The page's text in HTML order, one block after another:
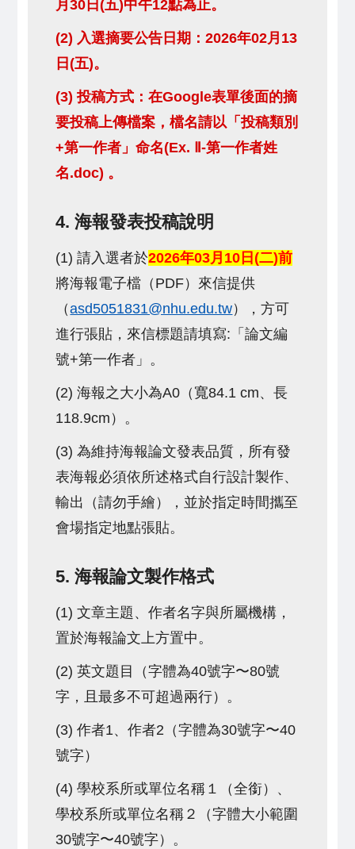
月30日(五)中午12點為止。
(2) 入選摘要公告日期：2026年02月13
日(五)。
(3) 投稿方式：在Google表單後面的摘
要投稿上傳檔案，檔名請以「投稿類別
+第一作者」命名(Ex. Ⅱ-第一作者姓
名.doc) 。
4. 海報發表投稿說明
(1) 請入選者於2026年03月10日(二)前
將海報電子檔（PDF）來信提供
（asd5051831@nhu.edu.tw），方可
進行張貼，來信標題請填寫:「論文編
號+第一作者」。
(2) 海報之大小為A0（寬84.1 cm、長
118.9cm）。
(3) 為維持海報論文發表品質，所有發
表海報必須依所述格式自行設計製作、
輸出（請勿手繪），並於指定時間攜至
會場指定地點張貼。
5. 海報論文製作格式
(1) 文章主題、作者名字與所屬機構，
置於海報論文上方置中。
(2) 英文題目（字體為40號字〜80號
字，且最多不可超過兩行）。
(3) 作者1、作者2（字體為30號字〜40
號字）
(4) 學校系所或單位名稱１（全銜）、
學校系所或單位名稱２（字體大小範圍
30號字〜40號字）。